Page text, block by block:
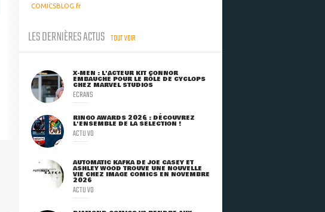
COMICSBLOG.fr
LES DERNIÈRES ACTUS TOUT VOIR
X-MEN : L'ACTEUR KIT CONNOR
EMBAUCHÉ POUR LE RÔLE DE CYCLOPS
CHEZ MARVEL STUDIOS
ECRANS
RINGO AWARDS 2026 : DÉCOUVREZ
L'ENSEMBLE DE LA SÉLECTION !
ACTU VO
AUTOMATIC KAFKA DE JOE CASEY ET
ASHLEY WOOD TROUVE UNE NOUVELLE
VIE CHEZ IMAGE COMICS EN NOVEMBRE
2026
ACTU VO